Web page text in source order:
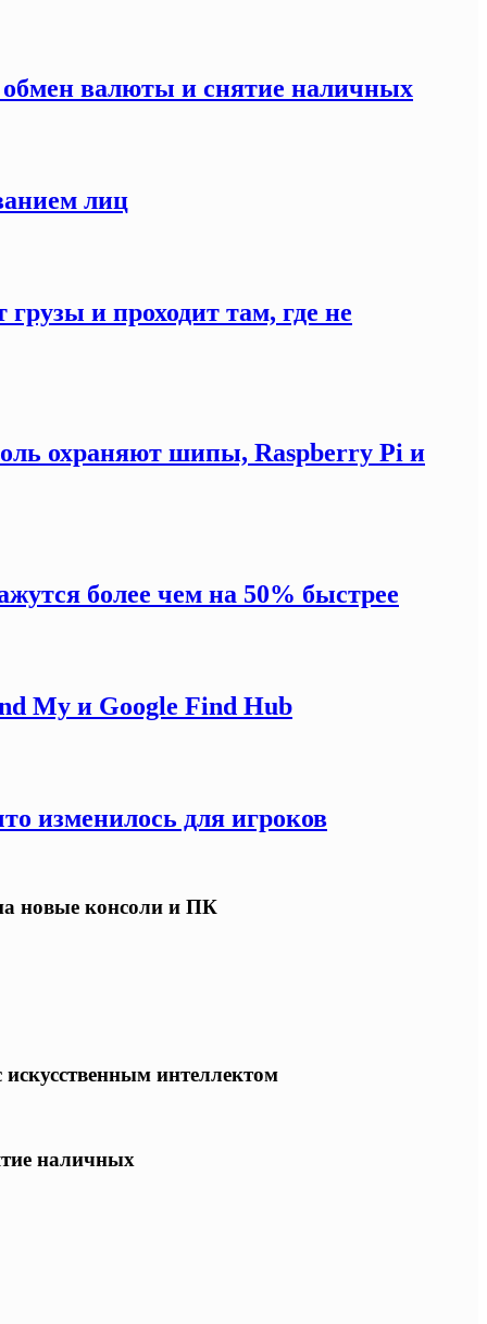
обмен валюты и снятие наличных
лиц
и проходит там, где не
охраняют шипы, Raspberry Pi и
более чем на 50% быстрее
My и Google Find Hub
изменилось для игроков
новые консоли и ПК
интеллектом
наличных